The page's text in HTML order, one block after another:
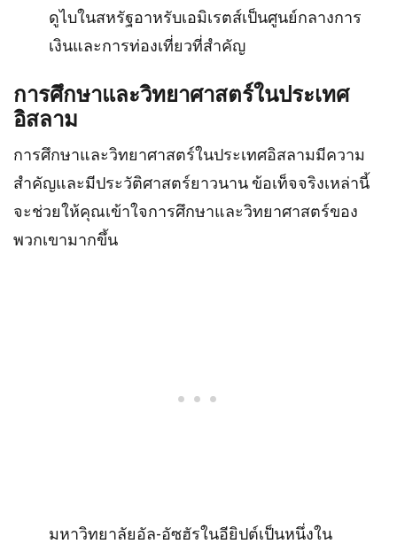
ดูไบในสหรัฐอาหรับเอมิเรตส์เป็นศูนย์กลางการ
เงินและการท่องเที่ยวที่สำคัญ
การศึกษาและวิทยาศาสตร์ในประเทศ
อิสลาม
การศึกษาและวิทยาศาสตร์ในประเทศอิสลามมีความ
สำคัญและมีประวัติศาสตร์ยาวนาน ข้อเท็จจริงเหล่านี้
จะช่วยให้คุณเข้าใจการศึกษาและวิทยาศาสตร์ของ
พวกเขามากขึ้น
มหาวิทยาลัยอัล-อัซฮัรในอียิปต์เป็นหนึ่งใน